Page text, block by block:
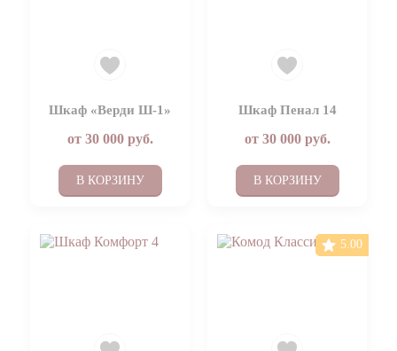
Шкаф «Верди Ш-1»
от 30 000руб.
В КОРЗИНУ
Шкаф Пенал 14
от 30 000руб.
В КОРЗИНУ
5.00